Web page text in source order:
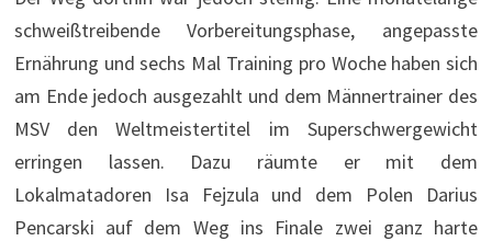
schweißtreibende Vorbereitungsphase, angepasste
Ernährung und sechs Mal Training pro Woche haben sich
am Ende jedoch ausgezahlt und dem Männertrainer des
MSV den Weltmeistertitel im Superschwergewicht
erringen lassen. Dazu räumte er mit dem
Lokalmatadoren Isa Fejzula und dem Polen Darius
Pencarski auf dem Weg ins Finale zwei ganz harte